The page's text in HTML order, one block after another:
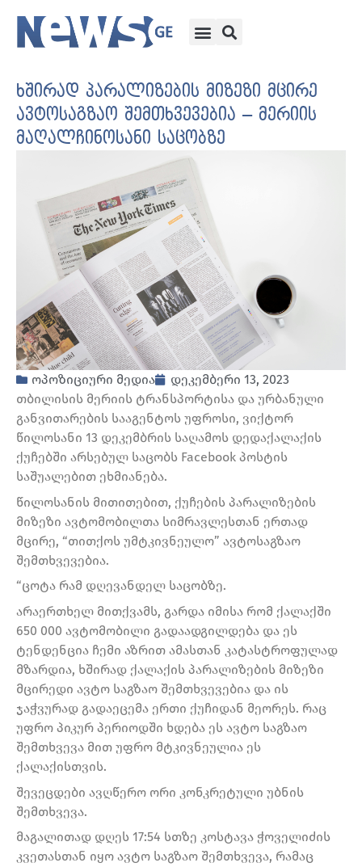
ხშირად პარალიზების მიზეზი მცირე
ავტოსაგზაო შემთხვევებია – მერიის
მაღალჩინოსანი საცობზე
ოპოზიციური მედია
დეკემბერი 13, 2023
თბილისის მერიის ტრანსპორტისა და ურბანული
განვითარების სააგენტოს უფროსი, ვიქტორ
წილოსანი 13 დეკემბრის საღამოს დედაქალაქის
ქუჩებში არსებულ საცობს Facebook პოსტის
საშუალებით ეხმიანება.
წილოსანის მითითებით, ქუჩების პარალიზების
მიზეზი ავტომობილთა სიმრავლესთან ერთად
მცირე, “თითქოს უმტკივნეულო” ავტოსაგზაო
შემთხვევებია.
“ცოტა რამ დღევანდელ საცობზე.
არაერთხელ მითქვამს, გარდა იმისა რომ ქალაქში
650 000 ავტომობილი გადაადგილდება და ეს
ტენდენცია ჩემი აზრით ამასთან კატასტროფულად
მზარდია, ხშირად ქალაქის პარალიზების მიზეზი
მცირედი ავტო საგზაო შემთხვევებია და ის
ჯაჭვურად გადაეცემა ერთი ქუჩიდან მეორეს. რაც
უფრო პიკურ პერიოდში ხდება ეს ავტო საგზაო
შემთხვევა მით უფრო მტკივნეულია ეს
ქალაქისთვის.
შევეცდები ავღწერო ორი კონკრეტული უბნის
შემთხვევა.
მაგალითად დღეს 17:54 სთზე კოსტავა ჭოველიძის
კვეთასთან იყო ავტო საგზაო შემთხვევა, რამაც